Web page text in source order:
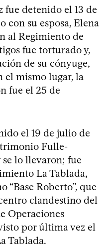
fue detenido el 13 de
con su esposa, Elena
al Regimiento de
fue torturado y,
de su cónyuge,
el mismo lugar, la
fue el 25 de
el 19 de julio de
Fulle-
lo llevaron; fue
La Tablada,
“Base Roberto”, que
clandestino del
Operaciones
por última vez el
Tablada.